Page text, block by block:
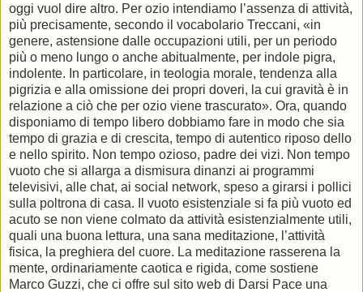
oggi vuol dire altro. Per ozio intendiamo l’assenza di attività,
più precisamente, secondo il vocabolario Treccani, «in
genere, astensione dalle occupazioni utili, per un periodo
più o meno lungo o anche abitualmente, per indole pigra,
indolente. In particolare, in teologia morale, tendenza alla
pigrizia e alla omissione dei propri doveri, la cui gravità è in
relazione a ciò che per ozio viene trascurato». Ora, quando
disponiamo di tempo libero dobbiamo fare in modo che sia
tempo di grazia e di crescita, tempo di autentico riposo dello
e nello spirito. Non tempo ozioso, padre dei vizi. Non tempo
vuoto che si allarga a dismisura dinanzi ai programmi
televisivi, alle chat, ai social network, speso a girarsi i pollici
sulla poltrona di casa. Il vuoto esistenziale si fa più vuoto ed
acuto se non viene colmato da attività esistenzialmente utili,
quali una buona lettura, una sana meditazione, l’attività
fisica, la preghiera del cuore. La meditazione rasserena la
mente, ordinariamente caotica e rigida, come sostiene
Marco Guzzi, che ci offre sul sito web di Darsi Pace una